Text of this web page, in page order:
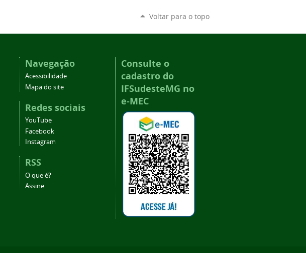
Voltar para o topo
Navegação
Acessibilidade
Mapa do site
Redes sociais
YouTube
Facebook
Instagram
RSS
O que é?
Assine
Consulte o
cadastro do
IFSudesteMG no
e-MEC